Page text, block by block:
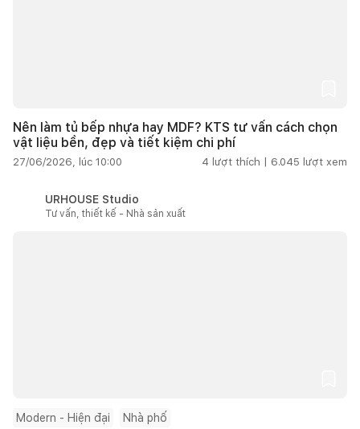
Nên làm tủ bếp nhựa hay MDF? KTS tư vấn cách chọn
vật liệu bền, đẹp và tiết kiệm chi phí
27/06/2026, lúc 10:00 4 lượt thích | 6.045 lượt xem
URHOUSE Studio
Tư vấn, thiết kế - Nhà sản xuất
Modern - Hiện đại Nhà phố